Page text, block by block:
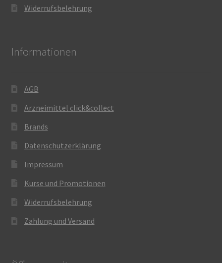
Widerrufsbelehrung
Informationen
AGB
Arzneimittel click&collect
Brands
Datenschutzerklärung
Impressum
Kurse und Promotionen
Widerrufsbelehrung
Zahlung und Versand